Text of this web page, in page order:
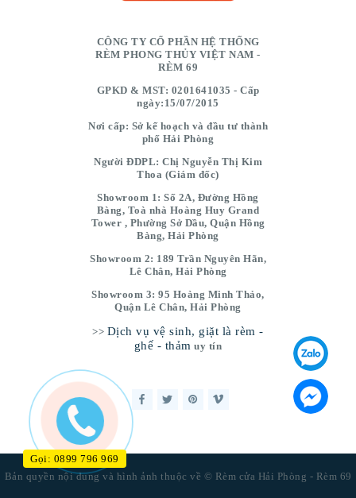
CÔNG TY CỔ PHẦN HỆ THỐNG
RÈM PHONG THỦY VIỆT NAM -
RÈM 69
GPKD & MST: 0201641035 - Cấp
ngày:15/07/2015
Nơi cấp: Sở kế hoạch và đầu tư thành
phố Hải Phòng
Người ĐDPL: Chị Nguyễn Thị Kim
Thoa (Giám đốc)
Showroom 1: Số 2A, Đường Hồng
Bàng, Toà nhà Hoàng Huy Grand
Tower , Phường Sở Dầu, Quận Hồng
Bàng, Hải Phòng
Showroom 2: 189 Trần Nguyên Hãn,
Lê Chân, Hải Phòng
Showroom 3: 95 Hoàng Minh Thảo,
Quận Lê Chân, Hải Phòng
>> Dịch vụ vệ sinh, giặt là rèm -
ghế - thảm uy tín
Bản quyền nội dung và hình ảnh thuộc về © Rèm cửa Hải Phòng - Rèm 69
Gọi: 0899 796 969